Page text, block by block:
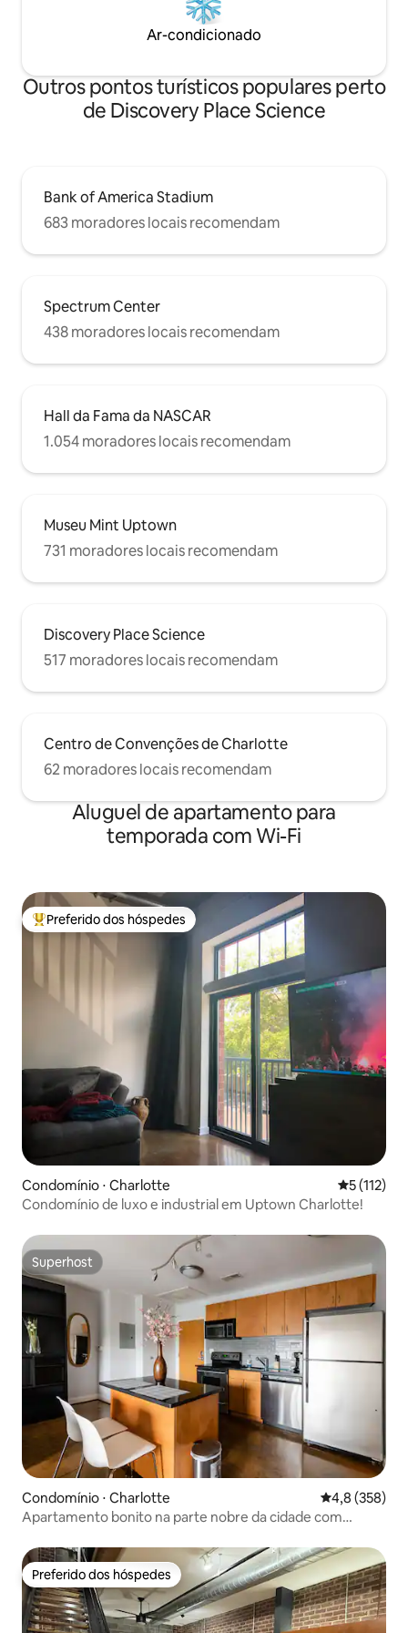
Ar-condicionado
Outros pontos turísticos populares perto
de Discovery Place Science
Bank of America Stadium
683 moradores locais recomendam
Spectrum Center
438 moradores locais recomendam
Hall da Fama da NASCAR
1.054 moradores locais recomendam
Museu Mint Uptown
731 moradores locais recomendam
Discovery Place Science
517 moradores locais recomendam
Centro de Convenções de Charlotte
62 moradores locais recomendam
Aluguel de apartamento para
temporada com Wi-Fi
Entre os melhores preferidos dos hóspedes
Preferido dos hóspedes
Condomínio ⋅ Charlotte 5 de uma
5 (112)
Condomínio de luxo e industrial em Uptown Charlotte!
Superhost
Superhost
Condomínio ⋅ Charlotte 4,8 de uma
4,8 (358)
Apartamento bonito na parte nobre da cidade com
Preferido dos hóspedes
Preferido dos hóspedes